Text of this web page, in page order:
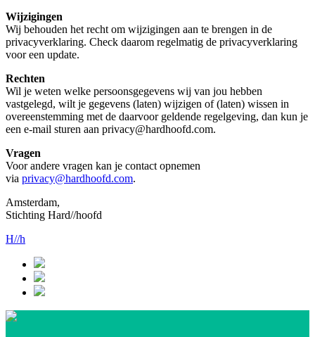
Wijzigingen
Wij behouden het recht om wijzigingen aan te brengen in de
privacyverklaring. Check daarom regelmatig de privacyverklaring
voor een update.
Rechten
Wil je weten welke persoonsgegevens wij van jou hebben
vastgelegd, wilt je gegevens (laten) wijzigen of (laten) wissen in
overeenstemming met de daarvoor geldende regelgeving, dan kun je
een e-mail sturen aan privacy@hardhoofd.com.
Vragen
Voor andere vragen kan je contact opnemen
via privacy@hardhoofd.com.
Amsterdam,
Stichting Hard//hoofd
H//h